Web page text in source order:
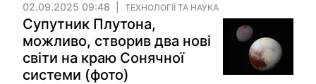
02.09.2025 09:48 ТЕХНОЛОГІЇ ТА НАУКА
Супутник Плутона,
можливо, створив два нові
світи на краю Сонячної
системи (фото)